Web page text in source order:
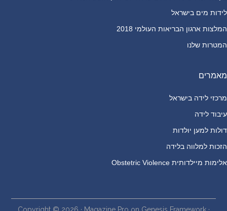
לידות מים בישראל
המלצות ארגון הבריאות העולמי 2018
המטרות שלנו
מאמרים
מרכזי לידה בישראל
עיבוד לידה
דולות למען יולדות
הזכות למלווה בלידה
אלימות מיילדותית Obstetric Violence